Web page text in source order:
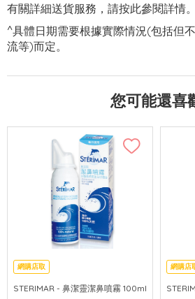
有關詳細送貨服務，請按此參閱詳情。
^具體日期需要根據實際情況(包括但
流等)而定。
您可能還喜
網購店取
STERIMAR - 鼻潔靈潔鼻噴霧 100ml
網購店